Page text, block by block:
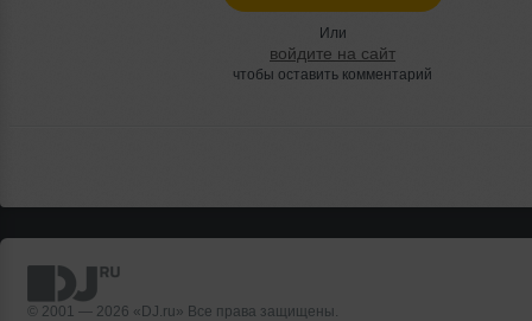
Или
войдите на сайт
чтобы оставить комментарий
© 2001 — 2026 «DJ.ru» Все права защищены.